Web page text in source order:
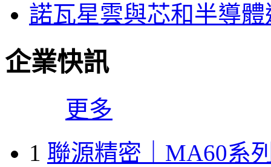
諾瓦星雲與芯和半導
企業快訊
更多
1 聯源精密｜MA60系